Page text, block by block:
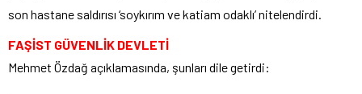
son hastane saldırısı ‘soykırım ve katiam odaklı’ nitelendirdi.
FAŞİST GÜVENLİK DEVLETİ
Mehmet Özdağ açıklamasında, şunları dile getirdi: